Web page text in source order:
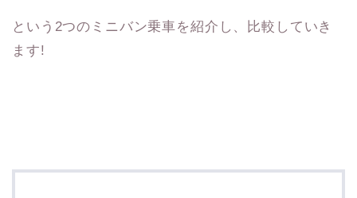
という2つのミニバン乗車を紹介し、比較していき
ます!